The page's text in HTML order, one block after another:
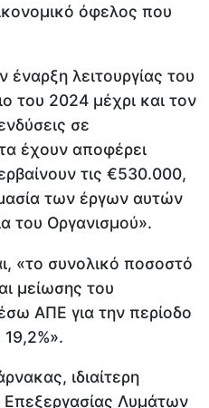
όφελος που
έναρξη λειτουργίας του
του 2024 μέχρι και τον
σε
έχουν αποφέρει
τις €530.000,
των έργων αυτών
του Οργανισμού».
«το συνολικό ποσοστό
μείωσης του
ΑΠΕ για την περίοδο
ιδιαίτερη
Επεξεργασίας Λυμάτων